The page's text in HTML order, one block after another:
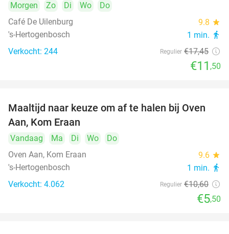
Morgen Zo Di Wo
Do
Café De Uilenburg
9.8 star
's-Hertogenbosch 1 min. directions_walk
Verkocht: 244 Regulier €17,45
€11 ,50
48%
Maaltijd naar keuze om af te halen bij Oven
Aan, Kom Eraan
Vandaag Ma Di Wo
Do
Oven Aan, Kom Eraan
9.6 star
's-Hertogenbosch 1 min. directions_walk
Verkocht: 4.062 Regulier €10,60
€5,50